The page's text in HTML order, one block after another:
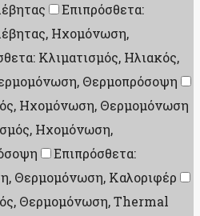
Επιπρόσθετα:
Ηχομόνωση,
Κλιματισμός, Ηλιακός,
Θερμοπρόσοψη
Ηχομόνωση, Θερμομόνωση
Ηχομόνωση,
Επιπρόσθετα:
Θερμομόνωση, Καλοριφέρ
Θερμομόνωση, Thermal